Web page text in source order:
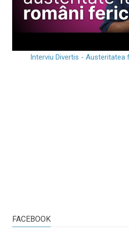
Interviu Divertis -
FACEBOOK